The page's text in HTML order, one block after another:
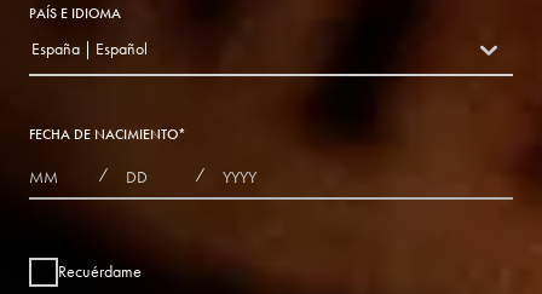
PAÍS E IDIOMA
countryDropdown
España | Español
FECHA DE NACIMIENTO*
MONTHS
/ DAYS / YEAR
Recuérdame